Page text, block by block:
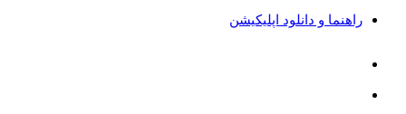
راهنما و دانلود اپلیکیشن